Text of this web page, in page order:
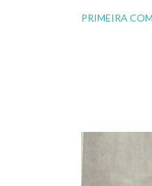
PRIMEIRA